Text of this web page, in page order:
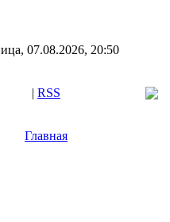
07.08.2026, 20:50
| RSS
Главная